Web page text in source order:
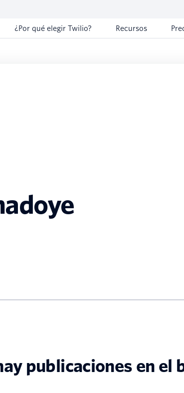
¿Por qué elegir Twilio? Recursos
publicaciones en el